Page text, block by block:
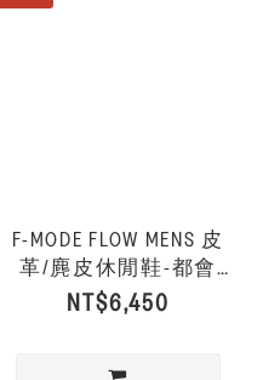
F-MODE FLOW MENS 皮
革/麂皮休閒鞋-都會
白/淡沙色
NT$6,450